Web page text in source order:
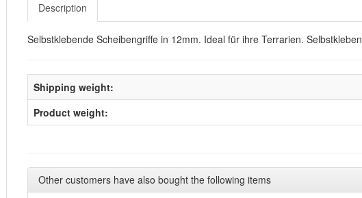
Description
Selbstklebende Scheibengriffe in 12mm. Ideal für ihre Terrarien.
Shipping weight:
Product weight:
Other customers have also bought the following items